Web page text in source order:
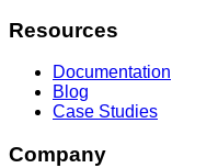
Resources
Documentation
Blog
Case Studies
Company